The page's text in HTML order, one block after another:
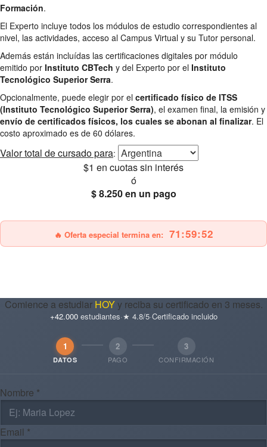
Formación.
El Experto incluye todos los módulos de estudio correspondientes al
nivel, las actividades, acceso al Campus Virtual y su Tutor personal.
Además están incluídas las certificaciones digitales por módulo
emitido por Instituto CBTech y del Experto por el Instituto
Tecnológico Superior Serra.
Opcionalmente, puede elegir por el certificado físico de ITSS
(Instituto Tecnológico Superior Serra), el examen final, la emisión y
envío de certificados físicos, los cuales se abonan al finalizar. El
costo aproximado es de 60 dólares.
Valor total de cursado para:
$1 en cuotas sin interés
ó
$ 8.250en un pago
🔥 Oferta especial termina en: 71:59:51
Comience a estudiar HOYy reciba su certificado en 3 meses.
+42.000estudiantes·★ 4.8/5·Certificado incluido
1
DATOS
2
PAGO
3
CONFIRMACIÓN
Nombre *
Email *